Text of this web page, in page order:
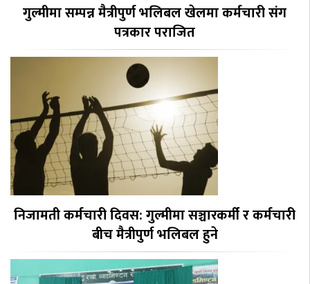
गुल्मीमा सम्पन्न मैत्रीपुर्ण भलिबल खेलमा कर्मचारी संग
पत्रकार पराजित
निजामती कर्मचारी दिवस: गुल्मीमा सञ्चारकर्मी र कर्मचारी
बीच मैत्रीपुर्ण भलिबल हुने